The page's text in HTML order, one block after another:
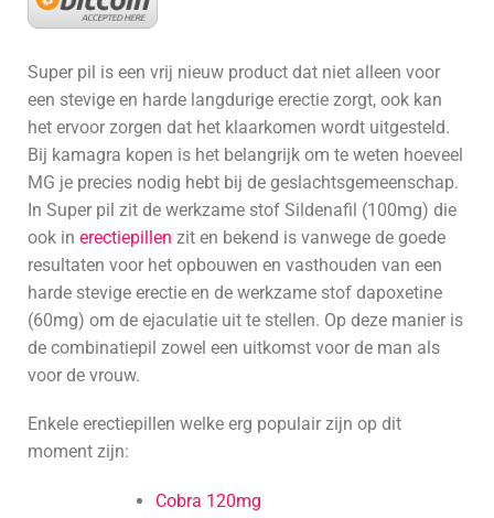
Super pil is een vrij nieuw product dat niet alleen voor
een stevige en harde langdurige erectie zorgt, ook kan
het ervoor zorgen dat het klaarkomen wordt uitgesteld.
Bij kamagra kopen is het belangrijk om te weten hoeveel
MG je precies nodig hebt bij de geslachtsgemeenschap.
In Super pil zit de werkzame stof Sildenafil (100mg) die
ook in erectiepillen zit en bekend is vanwege de goede
resultaten voor het opbouwen en vasthouden van een
harde stevige erectie en de werkzame stof dapoxetine
(60mg) om de ejaculatie uit te stellen. Op deze manier is
de combinatiepil zowel een uitkomst voor de man als
voor de vrouw.
Enkele erectiepillen welke erg populair zijn op dit
moment zijn:
Cobra 120mg